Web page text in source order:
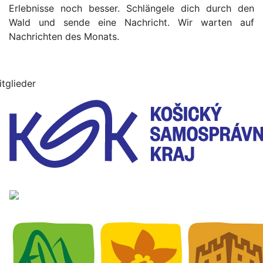
Erlebnisse noch besser. Schlängele dich durch den
Wald und sende eine Nachricht. Wir warten auf
Nachrichten des Monats.